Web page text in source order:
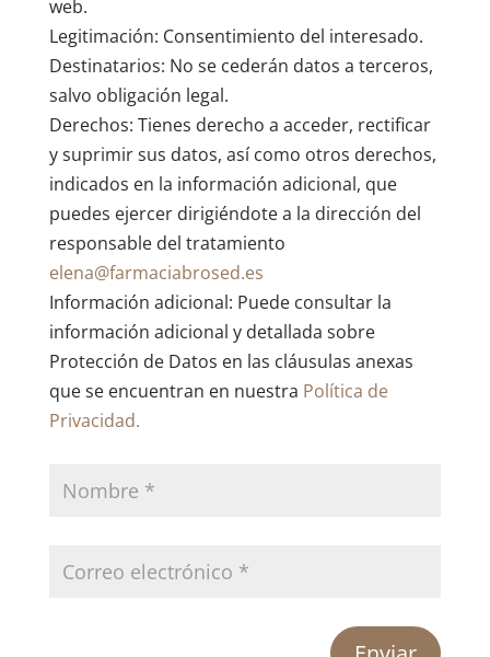
web.
Legitimación: Consentimiento del interesado.
Destinatarios: No se cederán datos a terceros,
salvo obligación legal.
Derechos: Tienes derecho a acceder, rectificar
y suprimir sus datos, así como otros derechos,
indicados en la información adicional, que
puedes ejercer dirigiéndote a la dirección del
responsable del tratamiento
elena@farmaciabrosed.es
Información adicional: Puede consultar la
información adicional y detallada sobre
Protección de Datos en las cláusulas anexas
que se encuentran en nuestra Política de
Privacidad.